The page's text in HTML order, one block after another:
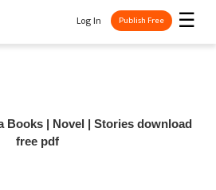
☰
Log In Publish Free
Books | Novel | Stories download
free pdf